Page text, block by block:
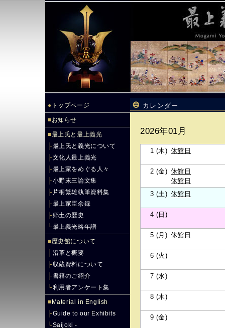
● トップページ
■お知らせ
■最上氏と最上義光
├最上氏と義光について
├文化人最上義光
├最上家をめぐる人々
├小野末三論文集
├ 片桐繁雄執筆資料集
├最上家臣余録
├郷土の歴史
└最上義光略年譜
■歴史館について
├沿革と概要
├収蔵資料について
├書籍のご紹介
└利用者アンケート集
■ Material in English
├Guide to our Exhibits
└Saijoki -
カレンダー
2026年01月
1 (木) 休館日
2 (金) 休館日
休館日
3 (土) 休館日
4 (日)
5 (月) 休館日
6 (火)
7 (水)
8 (木)
9 (金)